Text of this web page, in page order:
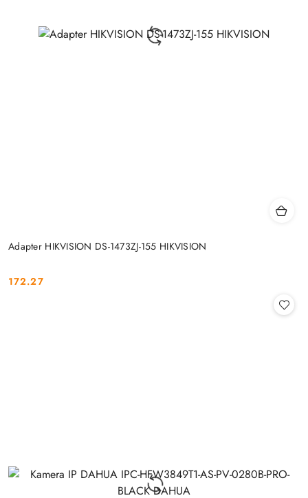
Adapter HIKVISION DS-1473ZJ-155 HIKVISION
Cena:
172.27